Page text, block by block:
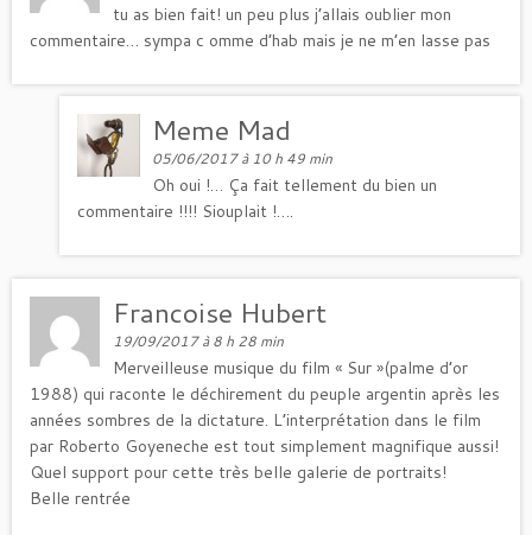
tu as bien fait! un peu plus j’allais oublier mon
commentaire… sympa c omme d’hab mais je ne m’en lasse pas
Meme Mad
05/06/2017 à 10 h 49 min
Oh oui !… Ça fait tellement du bien un
commentaire !!!! Siouplait !….
Francoise Hubert
19/09/2017 à 8 h 28 min
Merveilleuse musique du film « Sur »(palme d’or
1988) qui raconte le déchirement du peuple argentin après les
années sombres de la dictature. L’interprétation dans le film
par Roberto Goyeneche est tout simplement magnifique aussi!
Quel support pour cette très belle galerie de portraits!
Belle rentrée